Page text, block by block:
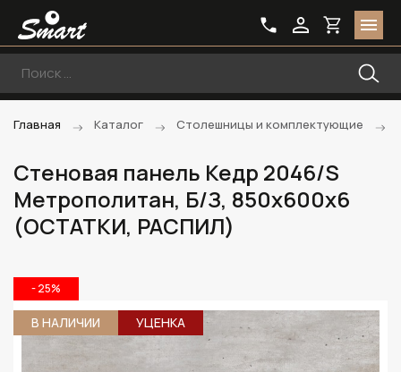
Главная Каталог Столешницы и комплектующие
Стеновая панель Кедр 2046/S
Метрополитан, Б/З, 850х600х6
(ОСТАТКИ, РАСПИЛ)
- 25%
В НАЛИЧИИ УЦЕНКА